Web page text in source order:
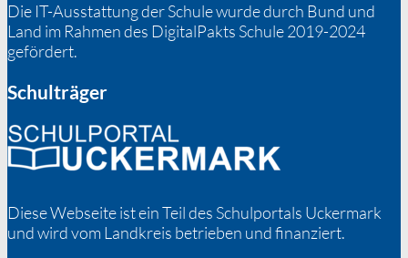
Die IT-Ausstattung der Schule wurde durch Bund und
Land im Rahmen des DigitalPakts Schule 2019-2024
gefördert.
Schulträger
Diese Webseite ist ein Teil des Schulportals Uckermark
und wird vom Landkreis betrieben und finanziert.